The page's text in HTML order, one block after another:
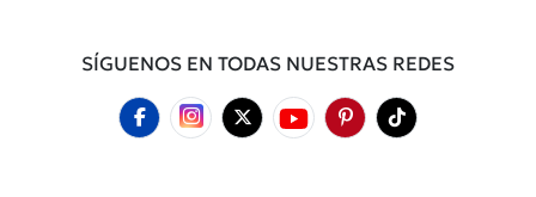
SÍGUENOS EN TODAS NUESTRAS REDES